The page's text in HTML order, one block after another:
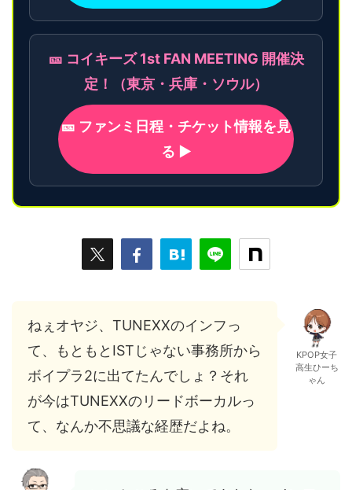
🎫 コイキーズ 1st FAN MEETING 開催決
定！（東京・兵庫・ソウル）
🎫 ファンミ日程・チケット情報を見
る ▶
ねぇオヤジ、TUNEXXのインフっ
て、もともとISTじゃない事務所から
ボイプラ2に出てたんでしょ？それ
が今はTUNEXXのリードボーカルっ
て、なんか不思議な経歴だよね。
KPOP女子
高生ひーち
ゃん